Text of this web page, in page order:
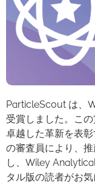
ParticleScout は、
受賞しました。こ
卓越した革新を表
の審査員により、
し、Wiley
タル版の読者がお